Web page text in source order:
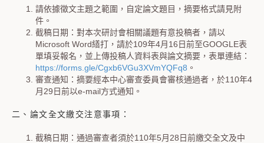
請依據徵文主題之範圍，自定論文題目，摘要格式請見附
件。
截稿日期：對本次研討會相關議題有意投稿者，請以
Microsoft Word繕打，請於109年4月16日前至GOOGLE表
單填妥報名，並上傳投稿人資料表與論文摘要，表單連結：
https://forms.gle/Cgxb6VGu3XVmYQFq8 。
審查通知：摘要經本中心審查委員會審核通過者，於110年4
月29日前以e-mail方式通知。
二、論文全文繳交注意事項：
截稿日期：通過審查者須於110年5月28日前繳交全文及中